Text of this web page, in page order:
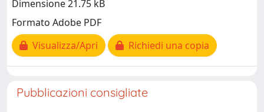
Dimensione 21.75 kB
Formato Adobe PDF
Visualizza/Apri
Richiedi una copia
Pubblicazioni consigliate